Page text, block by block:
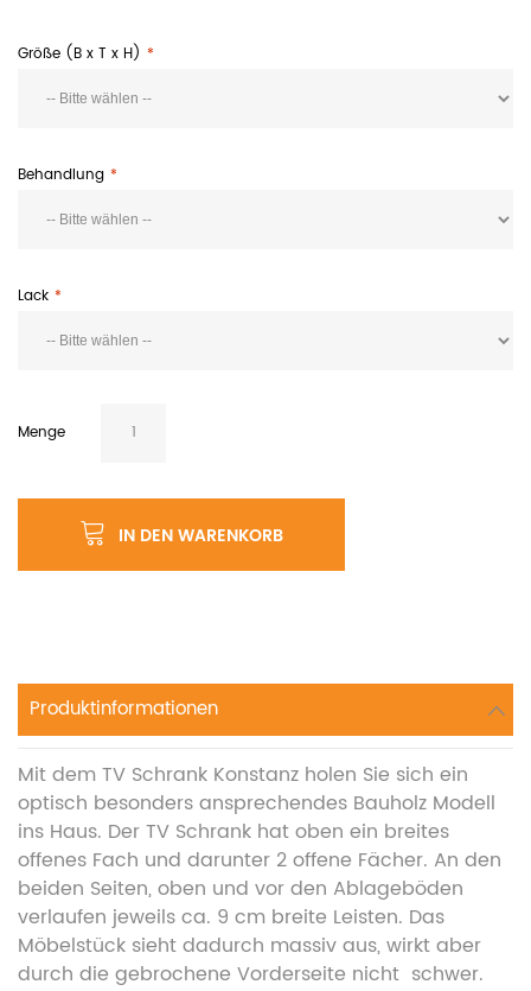
Größe (B x T x H)
Behandlung
Lack
Menge
IN DEN WARENKORB
Produktinformationen
Mit dem TV Schrank Konstanz holen Sie sich ein
optisch besonders ansprechendes Bauholz Modell
ins Haus. Der TV Schrank hat oben ein breites
offenes Fach und darunter 2 offene Fächer. An den
beiden Seiten, oben und vor den Ablageböden
verlaufen jeweils ca. 9 cm breite Leisten. Das
Möbelstück sieht dadurch massiv aus, wirkt aber
durch die gebrochene Vorderseite nicht schwer.